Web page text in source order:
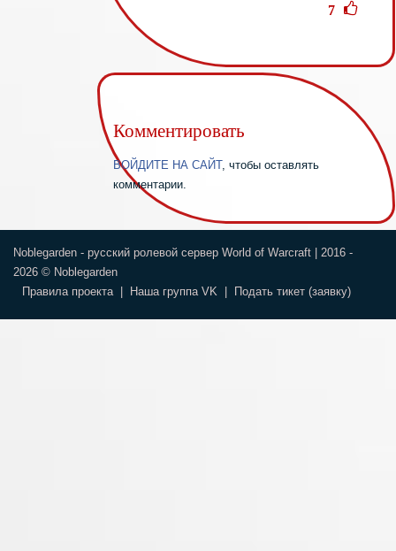
7
Комментировать
ВОЙДИТЕ НА САЙТ, чтобы оставлять
комментарии.
Noblegarden - русский ролевой сервер World of Warcraft | 2016 -
2026 © Noblegarden
Правила проекта| Наша группа VK Подать тикет (заявку)